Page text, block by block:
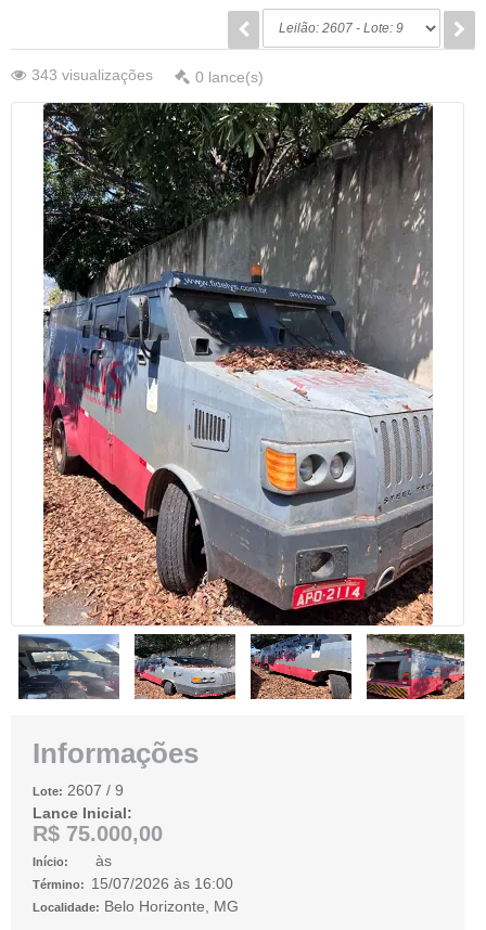
343 visualizações 0 lance(s)
Informações
Lote: 2607 / 9
Lance Inicial:
R$ 75.000,00
Início: às
Término: 15/07/2026 às 16:00
Localidade: Belo Horizonte, MG